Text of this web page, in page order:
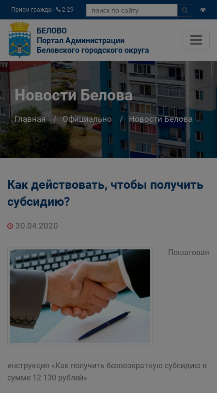
Прием граждан
2-29-
04
БЕЛОВО
Портал Администрации
Беловского городского округа
Новости Белова
Главная Официально Новости Белова
Как действовать, чтобы получить
субсидию?
30.04.2020
Пошаговая
инструкция «Как получить безвозвратную субсидию в
сумме 12 130 рублей»